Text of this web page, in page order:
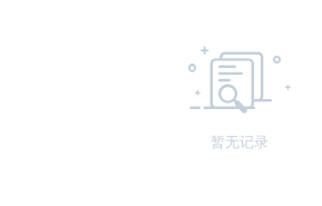
暂无记录